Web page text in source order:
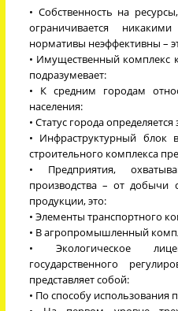
• Собственность на
ограничивается
нормативы неэффективны –
• Имущественный комплекс
подразумевает:
• К средним городам
населения:
• Статус города
• Инфраструктурный блок
строительного комплекса
• Предприятия,
производства – от добычи
продукции, это:
• Элементы транспортного
• В агропромышленный
• Экологическое
государственного
представляет собой:
• По способу использования